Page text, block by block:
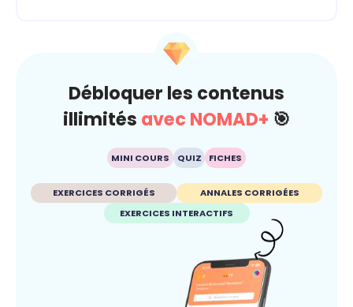
Débloquer les contenus
illimités avec NOMAD+ 🎯
MINI COURS QUIZ FICHES
EXERCICES CORRIGÉS
ANNALES CORRIGÉES
EXERCICES INTERACTIFS